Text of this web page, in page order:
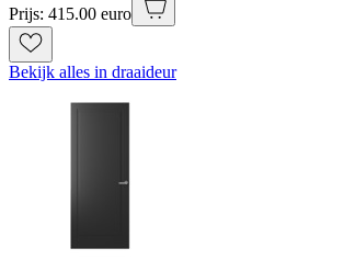
Prijs: 415.00 euro
Bekijk alles in draaideur